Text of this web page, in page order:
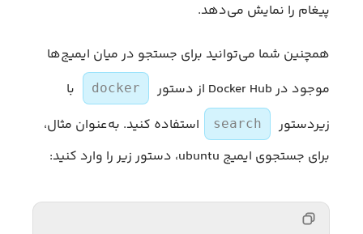
پیغام را نمایش می‌دهد.
همچنین شما می‌توانید برای جستجو در میان ایمیج‌ها
موجود در Docker Hub از دستور
docker
با
زیردستور
search
استفاده کنید. به‌عنوان مثال،
برای جستجوی ایمیج ubuntu، دستور زیر را وارد کنید: